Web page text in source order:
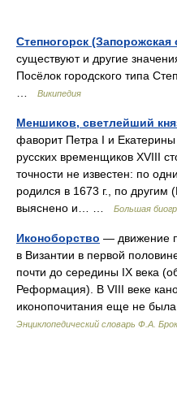
Степногорск (Запорожская
существуют и другие
Посёлок городского типа
Википедия
Меншиков, светлейший
фаворит Петра I и
русских временщиков XVIII
точности не известен: по
родился в 1673 г., по другим
выяснено и… …
Большая
Иконоборство — движение
в Византии в первой
почти до середины IX века
Реформация). В VIII веке
иконопочитания еще не
Энциклопедический словарь Ф.А.